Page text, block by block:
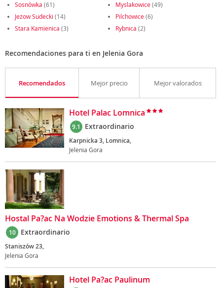
Sosnówka (61) Myslakowice(49)
Jezow Sudecki (14) Pilchowice(6)
Stara Kamienica (3) Rybnica (2)
Recomendaciones para ti en Jelenia Gora
Recomendados Mejor precio Mejor valorados
Hotel Palac Lomnica
9.1 Extraordinario
Karpnicka 3, Lomnica,
Jelenia Gora
Hostal Pa?ac Na Wodzie Emotions & Thermal Spa
10 Extraordinario
Staniszów 23,
Jelenia Gora
Hotel Pa?ac Paulinum